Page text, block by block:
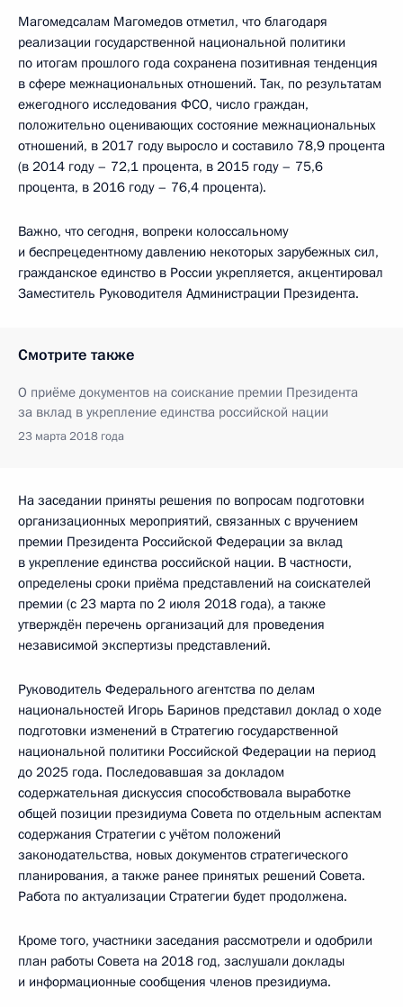
Магомедсалам Магомедов отметил, что благодаря
реализации государственной национальной политики
по итогам прошлого года сохранена позитивная тенденция
в сфере межнациональных отношений. Так, по результатам
ежегодного исследования ФСО, число граждан,
положительно оценивающих состояние межнациональных
отношений, в 2017 году выросло и составило 78,9 процента
(в 2014 году – 72,1 процента, в 2015 году – 75,6
процента, в 2016 году – 76,4 процента).
Важно, что сегодня, вопреки колоссальному
и беспрецедентному давлению некоторых зарубежных сил,
гражданское единство в России укрепляется, акцентировал
Заместитель Руководителя Администрации Президента.
Смотрите также
О приёме документов на соискание премии Президента
за вклад в укрепление единства российской нации
23 марта 2018 года
На заседании приняты решения по вопросам подготовки
организационных мероприятий, связанных с вручением
премии Президента Российской Федерации за вклад
в укрепление единства российской нации. В частности,
определены сроки приёма представлений на соискателей
премии (с 23 марта по 2 июля 2018 года), а также
утверждён перечень организаций для проведения
независимой экспертизы представлений.
Руководитель Федерального агентства по делам
национальностей Игорь Баринов представил доклад о ходе
подготовки изменений в Стратегию государственной
национальной политики Российской Федерации на период
до 2025 года. Последовавшая за докладом
содержательная дискуссия способствовала выработке
общей позиции президиума Совета по отдельным аспектам
содержания Стратегии с учётом положений
законодательства, новых документов стратегического
планирования, а также ранее принятых решений Совета.
Работа по актуализации Стратегии будет продолжена.
Кроме того, участники заседания рассмотрели и одобрили
план работы Совета на 2018 год, заслушали доклады
и информационные сообщения членов президиума.